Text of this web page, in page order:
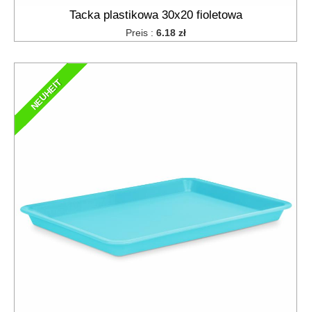
Tacka plastikowa 30x20 fioletowa
Preis : 6.18 zł
NEUHEIT